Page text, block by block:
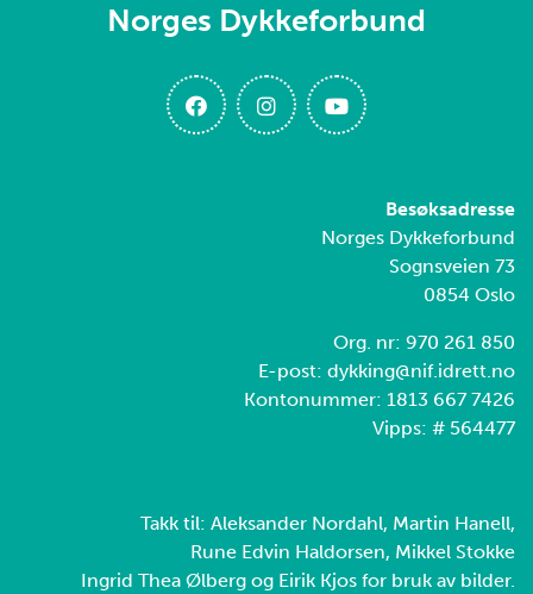
Norges Dykkeforbund
Besøksadresse
Norges Dykkeforbund
Sognsveien 73
0854 Oslo
Org. nr: 970 261 850
E-post: dykking@nif.idrett.no
Kontonummer: 1813 667 7426
Vipps: # 564477
Takk til: Aleksander Nordahl, Martin Hanell,
Rune Edvin Haldorsen, Mikkel Stokke
Ingrid Thea Ølberg og Eirik Kjos for bruk av bilder.